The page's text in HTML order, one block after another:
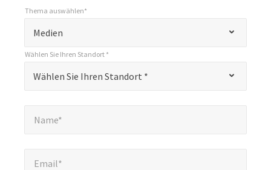
"
kennzeichnet
Medien
Thema auswählen*
Wählen Sie Ihren Standort *
Wählen Sie Ihren Standort *
Name*
Email*